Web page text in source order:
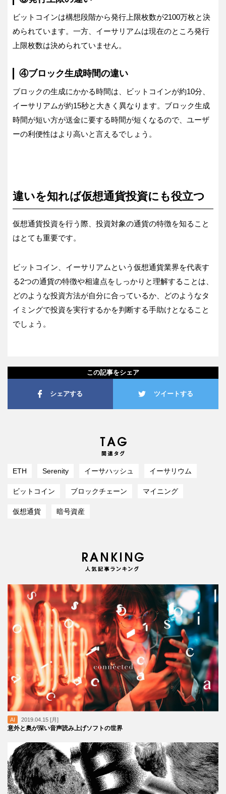
ビットコインは構想段階から発行上限枚数が2100万枚と決
められています。一方、イーサリアムは現在のところ発行
上限枚数は決められていません。
④ブロック生成時間の違い
ブロックの生成にかかる時間は、ビットコインが約10分、
イーサリアムが約15秒と大きく異なります。ブロック生成
時間が短い方が送金に要する時間が短くなるので、ユーザ
ーの利便性はより高いと言えるでしょう。
違いを知れば仮想通貨投資にも役立つ
仮想通貨投資を行う際、投資対象の通貨の特徴を知ること
はとても重要です。
ビットコイン、イーサリアムという仮想通貨業界を代表す
る2つの通貨の特徴や相違点をしっかりと理解することは、
どのような投資方法が自分に合っているか、どのようなタ
イミングで投資を実行するかを判断する手助けとなること
でしょう。
この記事をシェア
シェアする ツイートする
ETH Serenity イーサハッシュ イーサリウム
ビットコイン ブロックチェーン マイニング
仮想通貨 暗号資産
AI 2019.04.15 [月]
意外と奥が深い音声読み上げソフトの世界